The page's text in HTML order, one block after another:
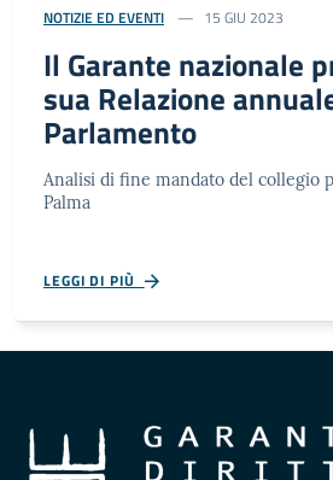
NOTIZIE ED EVENTI 15 GIU 2023
Il Garante nazionale
sua Relazione
Parlamento
Analisi di fine mandato del collegio
Palma
LEGGI DI PIÙ